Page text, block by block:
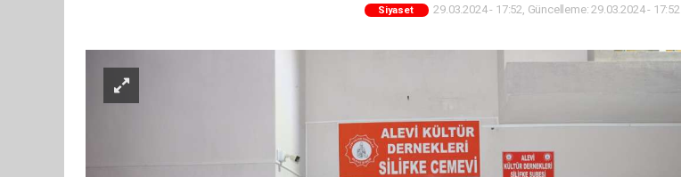
Siyaset 29.03.2024 - 17:52, Güncelleme: 29.03.2024 - 17:52